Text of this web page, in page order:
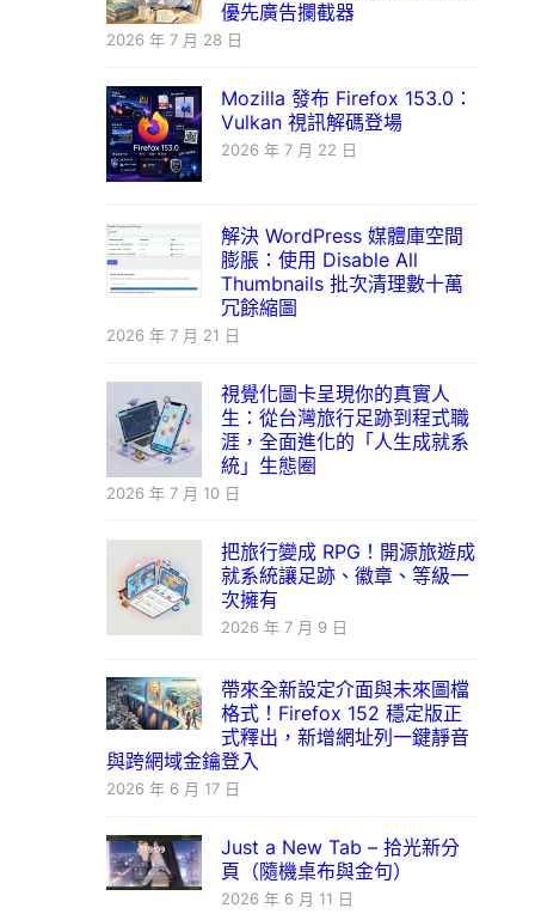
優先廣告攔截器
2026 年 7 月 28 日
Mozilla 發布 Firefox 153.0：
Vulkan 視訊解碼登場
2026 年 7 月 22 日
解決 WordPress 媒體庫空間
膨脹：使用 Disable All
Thumbnails 批次清理數十萬
冗餘縮圖
2026 年 7 月 21 日
視覺化圖卡呈現你的真實人
生：從台灣旅行足跡到程式職
涯，全面進化的「人生成就系
統」生態圈
2026 年 7 月 10 日
把旅行變成 RPG！開源旅遊成
就系統讓足跡、徽章、等級一
次擁有
2026 年 7 月 9 日
帶來全新設定介面與未來圖檔
格式！Firefox 152 穩定版正
式釋出，新增網址列一鍵靜音
與跨網域金鑰登入
2026 年 6 月 17 日
Just a New Tab – 拾光新分
頁（隨機桌布與金句）
2026 年 6 月 11 日